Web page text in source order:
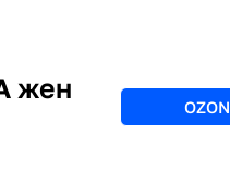
жен
OZON